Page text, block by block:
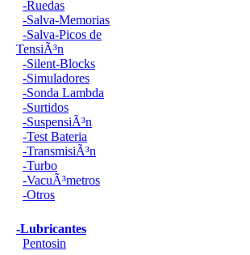
-Ruedas
-Salva-Memorias
-Salva-Picos de
TensiÃ³n
-Silent-Blocks
-Simuladores
-Sonda Lambda
-Surtidos
-SuspensiÃ³n
-Test Bateria
-TransmisiÃ³n
-Turbo
-VacuÃ³metros
-Otros
-Lubricantes
Pentosin